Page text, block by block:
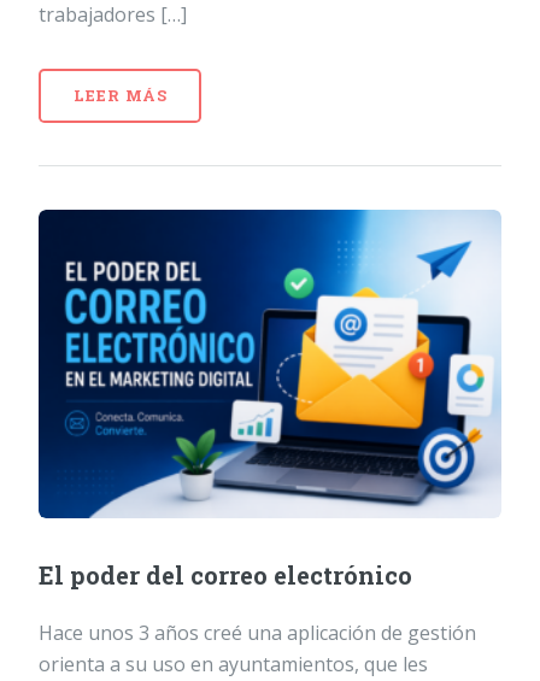
trabajadores […]
LEER MÁS
El poder del correo electrónico
Hace unos 3 años creé una aplicación de gestión
orienta a su uso en ayuntamientos, que les